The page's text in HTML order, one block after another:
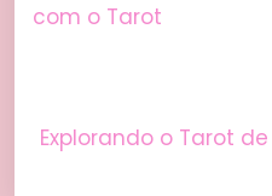
com o Tarot
Explorando o Tarot